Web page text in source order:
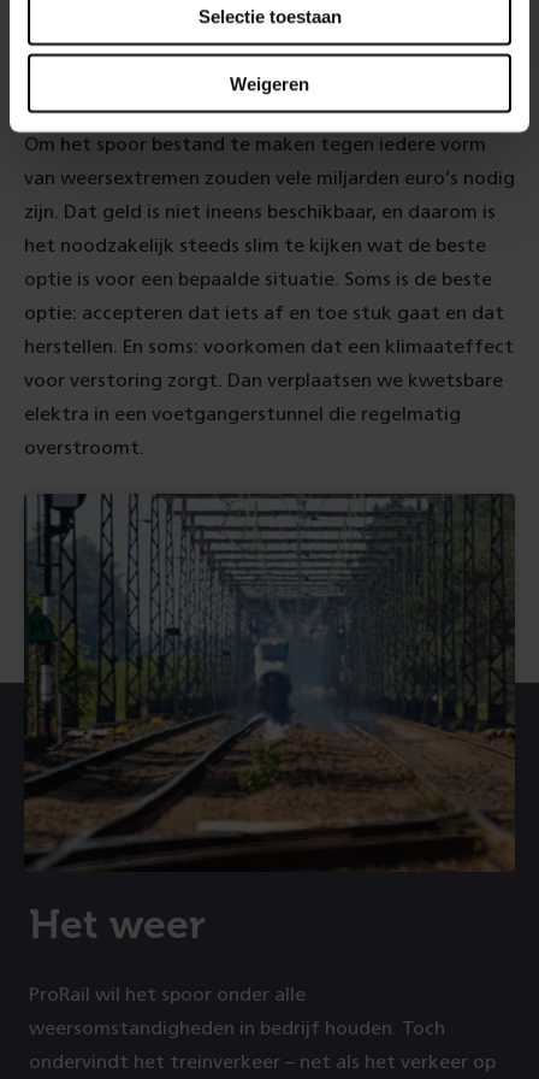
Selectie toestaan
Weigeren
de
Slim zijn
Om het spoor bestand te maken tegen iedere vorm
van weersextremen zouden vele miljarden euro’s nodig
zijn. Dat geld is niet ineens beschikbaar, en daarom is
het noodzakelijk steeds slim te kijken wat de beste
optie is voor een bepaalde situatie. Soms is de beste
optie: accepteren dat iets af en toe stuk gaat en dat
herstellen. En soms: voorkomen dat een klimaateffect
voor verstoring zorgt. Dan verplaatsen we kwetsbare
elektra in een voetgangerstunnel die regelmatig
overstroomt.
Het weer
ProRail wil het spoor onder alle
weersomstandigheden in bedrijf houden. Toch
ondervindt het treinverkeer – net als het verkeer op